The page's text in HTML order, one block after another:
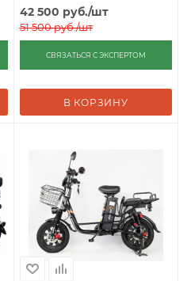
42 500 руб./шт
51 500руб./шт
СВЯЗАТЬСЯ С ЭКСПЕРТОМ
В КОРЗИНУ